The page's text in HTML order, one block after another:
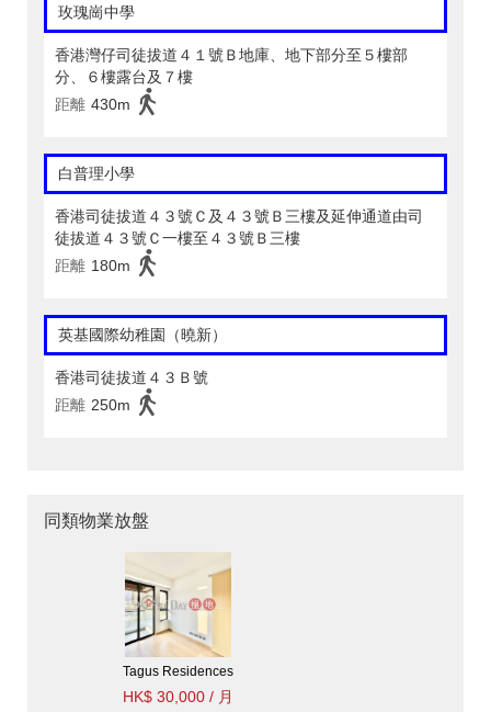
玫瑰崗中學
香港灣仔司徒拔道４１號Ｂ地庫、地下部分至５樓部
分、６樓露台及７樓
距離 430m
白普理小學
香港司徒拔道４３號Ｃ及４３號Ｂ三樓及延伸通道由司
徒拔道４３號Ｃ一樓至４３號Ｂ三樓
距離 180m
英基國際幼稚園（曉新）
香港司徒拔道４３Ｂ號
距離 250m
同類物業放盤
Tagus Residences
HK$ 30,000 / 月